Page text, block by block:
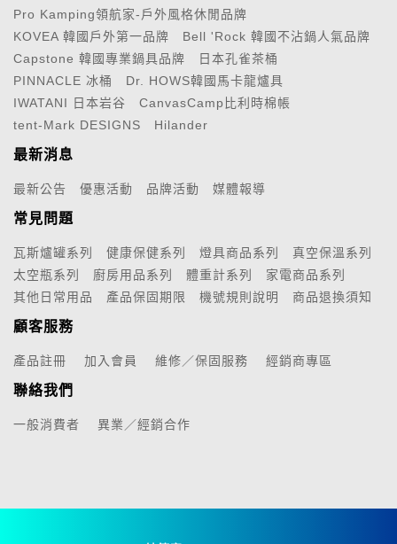
Pro Kamping領航家-戶外風格休閒品牌
KOVEA 韓國戶外第一品牌
Bell 'Rock 韓國不沾鍋人氣品牌
Capstone 韓國專業鍋具品牌
日本孔雀茶桶
PINNACLE 冰桶
Dr. HOWS韓國馬卡龍爐具
IWATANI 日本岩谷
CanvasCamp比利時棉帳
tent-Mark DESIGNS
Hilander
最新消息
最新公告 優惠活動 品牌活動 媒體報導
常見問題
瓦斯爐罐系列 健康保健系列 燈具商品系列
真空保溫系列
太空瓶系列
廚房用品系列 體重計系列
家電商品系列
其他日常用品
產品保固期限 機號規則說明 商品退換須知
顧客服務
產品註冊 加入會員 維修／保固服務 經銷商專區
聯絡我們
一般消費者 異業／經銷合作